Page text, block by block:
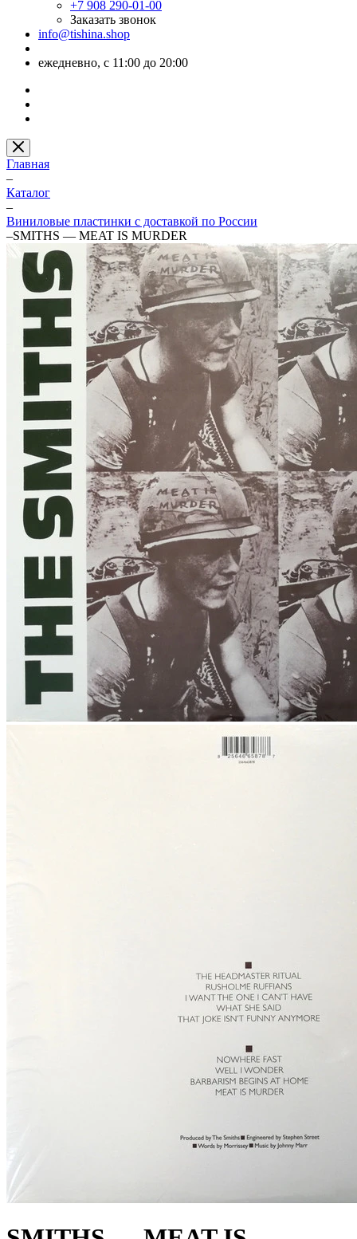
+7 908 290-01-00
Заказать звонок
info@tishina.shop
ежедневно, с 11:00 до 20:00
Главная
–
Каталог
–
Виниловые пластинки с доставкой по России
–SMITHS — MEAT IS MURDER